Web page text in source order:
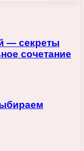
— секреты
сочетание